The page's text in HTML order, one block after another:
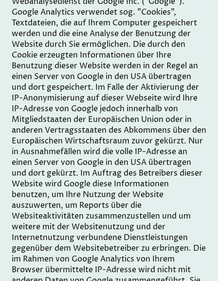
Google Analytics verwendet sog. "Cookies",
Textdateien, die auf Ihrem Computer gespeichert
werden und die eine Analyse der Benutzung der
Website durch Sie ermöglichen. Die durch den
Cookie erzeugten Informationen über Ihre
Benutzung dieser Website werden in der Regel an
einen Server von Google in den USA übertragen
und dort gespeichert. Im Falle der Aktivierung der
IP-Anonymisierung auf dieser Webseite wird Ihre
IP-Adresse von Google jedoch innerhalb von
Mitgliedstaaten der Europäischen Union oder in
anderen Vertragsstaaten des Abkommens über den
Europäischen Wirtschaftsraum zuvor gekürzt. Nur
in Ausnahmefällen wird die volle IP-Adresse an
einen Server von Google in den USA übertragen
und dort gekürzt. Im Auftrag des Betreibers dieser
Website wird Google diese Informationen
benutzen, um Ihre Nutzung der Website
auszuwerten, um Reports über die
Websiteaktivitäten zusammenzustellen und um
weitere mit der Websitenutzung und der
Internetnutzung verbundene Dienstleistungen
gegenüber dem Websitebetreiber zu erbringen. Die
im Rahmen von Google Analytics von Ihrem
Browser übermittelte IP-Adresse wird nicht mit